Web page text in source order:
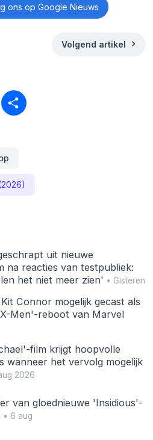
ons op Google Nieuws
Volgend artikel
Threads
uit nieuwe
na reacties van testpubliek:
het niet meer zien' • Gisteren
Connor mogelijk gecast als
Men'-reboot van Marvel
film krijgt hoopvolle
wanneer het vervolg mogelijk
2026
van gloednieuwe 'Insidious'-
• 6 aug